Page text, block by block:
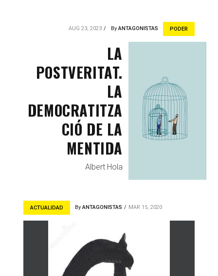
PODER
ByANTAGONISTAS
AUG 23, 2023
LA
POSTVERITAT.
LA
DEMOCRATITZA
CIÓ DE LA
MENTIDA
Albert Hola
ACTUALIDAD ByANTAGONISTAS MAR 15, 2020